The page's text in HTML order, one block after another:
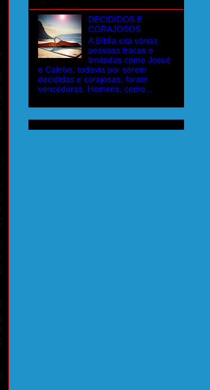
DECIDIDOS E
CORAJOSOS
A Bíblia cita várias
pessoas fracas e
limitadas como Josué
e Calebe, todavia por serem
decididas e corajosas, foram
vencedoras. Homens, como...